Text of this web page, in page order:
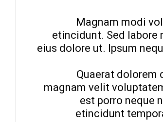
Magnam modi
etincidunt. Sed
eius dolore ut. Ipsum
Quaerat dolorem
magnam velit
est porro neque
etincidunt